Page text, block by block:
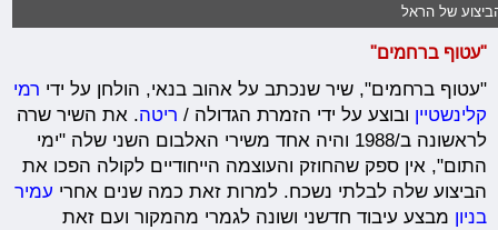
של הראל
"עטוף ברחמים"
"עטוף ברחמים", שיר שנכתב על אהוב בנאי, הולחן על ידי רמי
קלינשטיין ובוצע על ידי הזמרת הגדולה / ריטה. את השיר שרה
לראשונה ב/1988 והיה אחד משירי האלבום השני שלה "ימי
התום", אין ספק שהחוזק והעוצמה הייחודיים לקולה הפכו את
הביצוע שלה לבלתי נשכח. למרות זאת כמה שנים אחרי עמיר
בניון מבצע עיבוד חדשני ושונה לגמרי מהמקור ועם זאת